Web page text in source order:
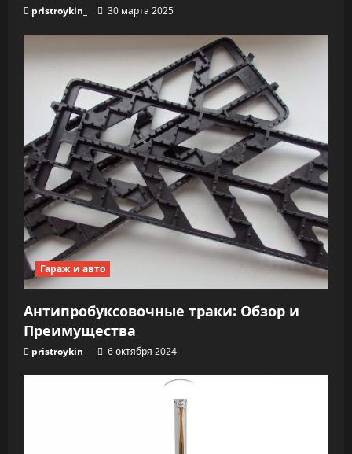
pristroykin_ 30 марта 2025
Гараж и авто
Антипробуксовочные траки: Обзор и
Преимущества
pristroykin_ 6 октября 2024